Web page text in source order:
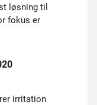
løsning til
fokus er
irritation